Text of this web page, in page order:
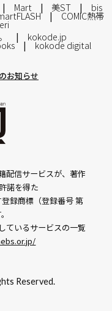
Mart 美ST bis
COMIC熱帯
kokode.jp
kokode digital
お知らせ
配信サービスが、著作
諾を得た
録商標（登録番号 第
ているサービスの一覧
Reserved.